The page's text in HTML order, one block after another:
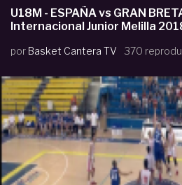
U18M - ESPAÑA vs GRAN
Internacional Junior Melilla
por Basket Cantera TV 370